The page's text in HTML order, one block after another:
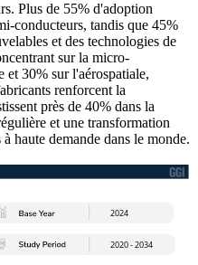
Plus de 55% d'adoption
conducteurs, tandis que 45%
et des technologies de
sur la micro-
30% sur l'aérospatiale,
renforcent la
près de 40% dans la
et une transformation
haute demande dans le monde.